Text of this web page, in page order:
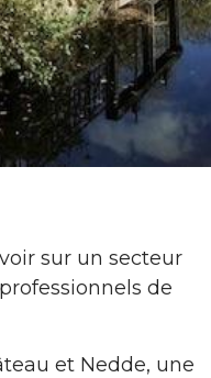
sur un secteur
de
et Nedde, une